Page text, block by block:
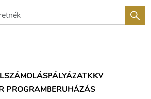
PÁLYÁZATKKV
PROGRAMBERUHÁZÁS